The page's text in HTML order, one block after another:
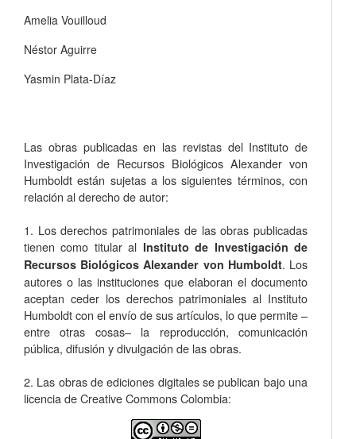
Amelia Vouilloud
Néstor Aguirre
Yasmin Plata-Díaz
Las obras publicadas en las revistas del Instituto de
Investigación de Recursos Biológicos Alexander von
Humboldt están sujetas a los siguientes términos, con
relación al derecho de autor:
1. Los derechos patrimoniales de las obras publicadas
tienen como titular al Instituto de Investigación de
Recursos Biológicos Alexander von Humboldt. Los
autores o las instituciones que elaboran el documento
aceptan ceder los derechos patrimoniales al Instituto
Humboldt con el envío de sus artículos, lo que permite –
entre otras cosas­– la reproducción, comunicación
pública, difusión y divulgación de las obras.
2. Las obras de ediciones digitales se publican bajo una
licencia de Creative Commons Colombia: